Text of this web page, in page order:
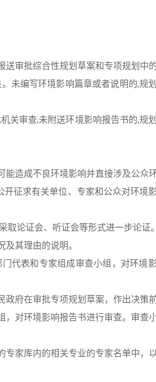
审批综合性规划草案和专项规划中
未编写环境影响篇章或者说明的,规
关审查;未附送环境影响报告书的,规
造成不良环境影响并直接涉及公众
征求有关单位、专家和公众对环境
论证会、听证会等形式进一步论证。
其理由的说明。
代表和专家组成审查小组，对环境
府在审批专项规划草案，作出决策
对环境影响报告书进行审查。审查
家库内的相关专业的专家名单中，